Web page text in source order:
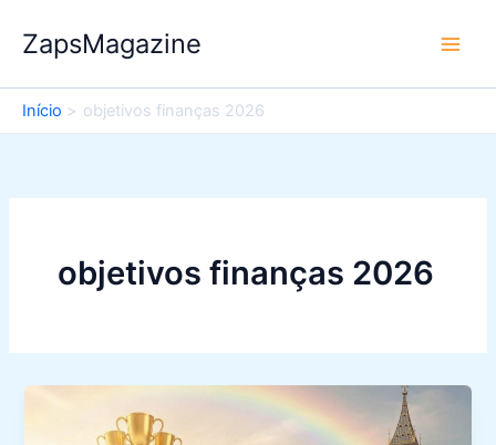
para
conteúdo
ZapsMagazine
Início objetivos finanças 2026
objetivos finanças 2026